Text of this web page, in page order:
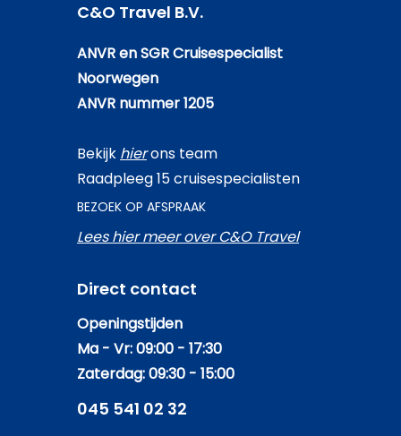
C&O Travel B.V.
ANVR en SGR Cruisespecialist
Noorwegen
ANVR nummer 1205
Bekijk hierons team
Raadpleeg 15 cruisespecialisten
BEZOEK OP AFSPRAAK
Lees hier meer over C&O Travel
Direct contact
Openingstijden
Ma - Vr: 09:00 - 17:30
Zaterdag: 09:30 - 15:00
045 541 02 32